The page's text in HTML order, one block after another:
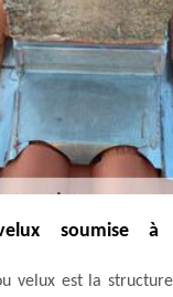
soumise à
velux est la